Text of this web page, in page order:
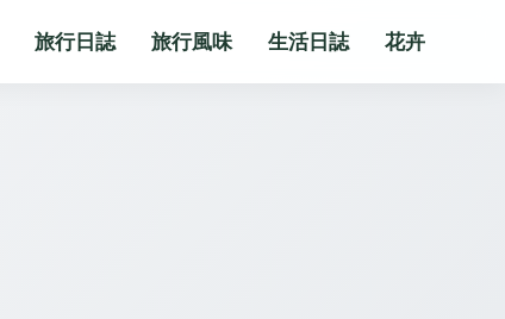
旅行日誌 旅行風味 生活日誌 花卉